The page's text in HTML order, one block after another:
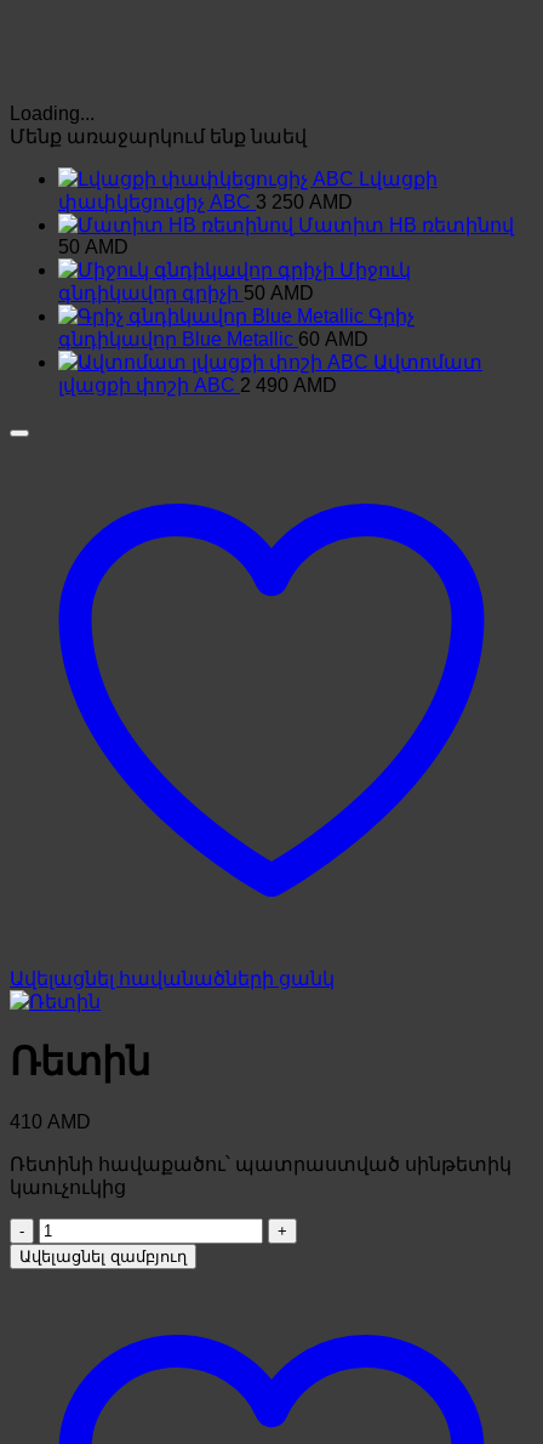
Loading...
Մենք առաջարկում ենք նաեվ
Լվացքի
փափկեցուցիչ ABC 3 250 AMD
Մատիտ HB ռետինով
50 AMD
Միջուկ
գնդիկավոր գրիչի 50 AMD
Գրիչ
գնդիկավոր Blue Metallic 60 AMD
Ավտոմատ
լվացքի փոշի ABC 2 490 AMD
Ավելացնել հավանածների ցանկ
Ռետին
410 AMD
Ռետինի հավաքածու՝ պատրաստված սինթետիկ
կաուչուկից
Ռետին
quantity
Ավելացնել զամբյուղ